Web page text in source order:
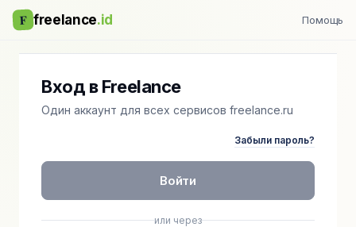
F freelance.id Помощь
Вход в Freelance
Один аккаунт для всех сервисов freelance.ru
Забыли пароль?
Войти
или через